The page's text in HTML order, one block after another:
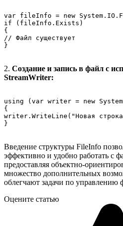
var fileInfo = new
if (fileInfo.Exists)
{
// Файл существует
2. Создание и запись в файл с
StreamWriter:
using (var writer = new
{
writer.WriteLine("Новая
Введение структуры FileInfo
эффективно и удобно работать с
предоставляя объектно-
множество дополнительных
облегчают задачи по управлению
Оцените статью